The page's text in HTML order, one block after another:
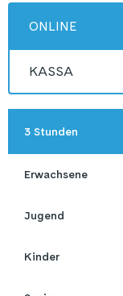
ONLINE
KASSA
3 Stunden
Erwachsene
Jugend
Kinder